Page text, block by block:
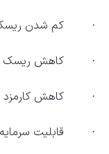
· کم شدن ریسک
· کاهش ریسک
· کاهش کارمزد
· قابلیت سرمایه